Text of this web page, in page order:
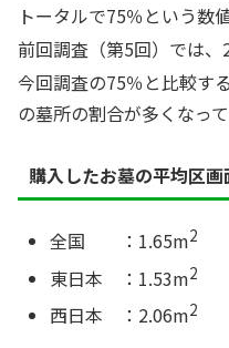
トータルで75％という数
前回調査（第5回）では、
今回調査の75％と比較す
の墓所の割合が多くなっ
購入したお墓の平均区画
全国 ：1.65m2
東日本 ：1.53m2
西日本 ：2.06m2